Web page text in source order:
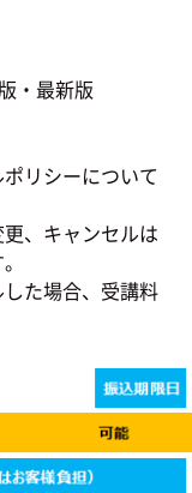
・最新版
リシーについて
、キャンセルは
た場合、受講料